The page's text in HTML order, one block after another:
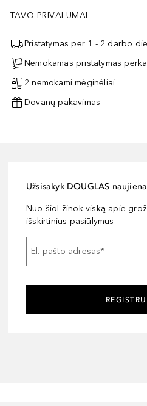
TAVO PRIVALUMAI
Pristatymas per 1 - 2 darbo
Nemokamas pristatymas
2 nemokami mėginėliai
Dovanų pakavimas
Užsisakyk DOUGLAS
Nuo šiol žinok viską apie
išskirtinius pasiūlymus
El. pašto adresas*